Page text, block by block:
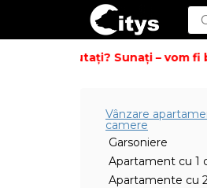
ce căutați? Sunați – vom fi
Vânzare
camere
Garsoniere
Apartament cu 1
Apartamente cu